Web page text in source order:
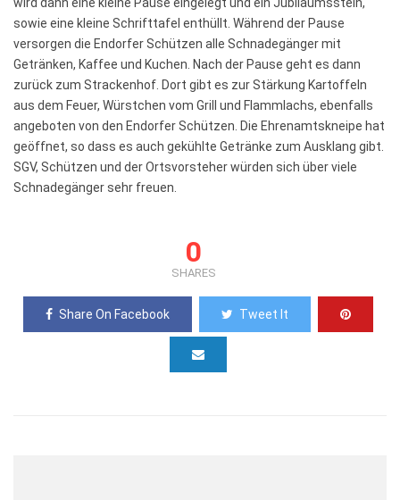
sowie eine kleine Schrifttafel enthüllt. Während der Pause
versorgen die Endorfer Schützen alle Schnadegänger mit
Getränken, Kaffee und Kuchen. Nach der Pause geht es dann
zurück zum Strackenhof. Dort gibt es zur Stärkung Kartoffeln
aus dem Feuer, Würstchen vom Grill und Flammlachs, ebenfalls
angeboten von den Endorfer Schützen. Die Ehrenamtskneipe hat
geöffnet, so dass es auch gekühlte Getränke zum Ausklang gibt.
SGV, Schützen und der Ortsvorsteher würden sich über viele
Schnadegänger sehr freuen.
0
SHARES
Share On Facebook Tweet It